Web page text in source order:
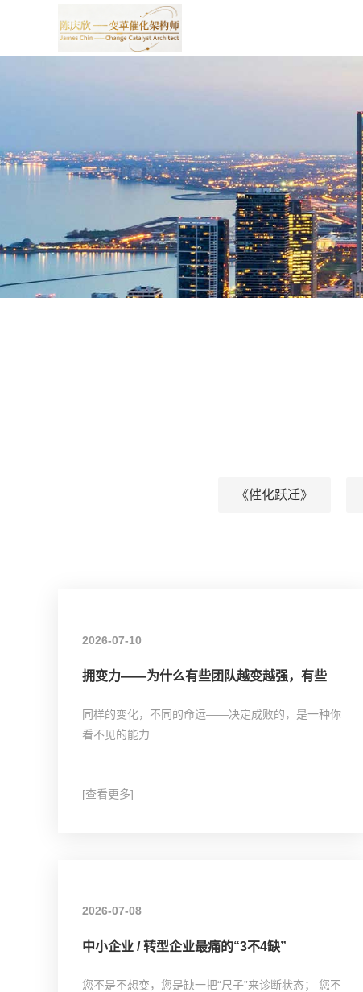
《催化跃迁》
2026-07-10
同样的变化，不同的命运——决定成败的，是一种你
看不见的能力
[查看更多]
2026-07-08
中小企业 / 转型企业最痛的“3不4缺”
您不是不想变，您是缺一把“尺子”来诊断状态； 您不